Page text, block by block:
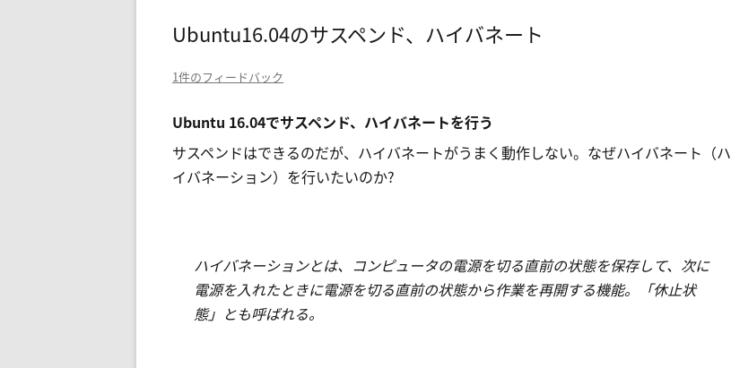
プ
Ubuntu16.04のサスペンド、ハイバネート
1件のフィードバック
Ubuntu 16.04でサスペンド、ハイバネートを行う
サスペンドはできるのだが、ハイバネートがうまく動作しない。なぜハイバネート（ハ
イバネーション）を行いたいのか?
ハイバネーションとは、コンピュータの電源を切る直前の状態を保存して、次に
電源を入れたときに電源を切る直前の状態から作業を再開する機能。「休止状
態」とも呼ばれる。